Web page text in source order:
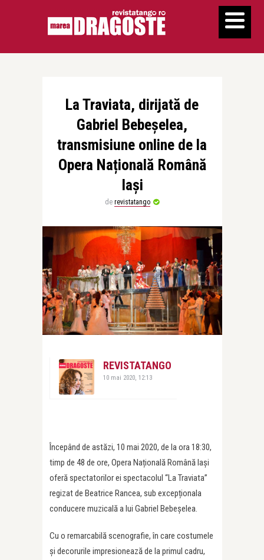
La Traviata, dirijată de
Gabriel Bebeșelea,
transmisiune online de la
Opera Națională Română
Iași
de revistatango
REVISTATANGO
10 mai 2020, 12:13
Începând de astăzi, 10 mai 2020, de la ora 18:30,
timp de 48 de ore, Opera Națională Română Iași
oferă spectatorilor ei spectacolul “La Traviata”
regizat de Beatrice Rancea, sub excepționala
conducere muzicală a lui Gabriel Bebeșelea.
Cu o remarcabilă scenografie, în care costumele
și decorurile impresionează de la primul cadru,